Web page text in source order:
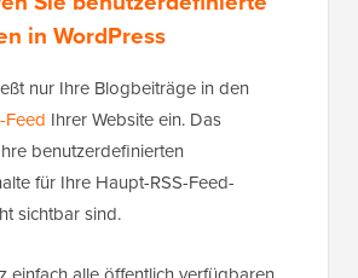
in WordPress
nur Ihre Blogbeiträge in den
Feed Ihrer Website ein. Das
benutzerdefinierten
für Ihre Haupt-RSS-Feed-
sichtbar sind.
einfach alle öffentlich verfügbaren